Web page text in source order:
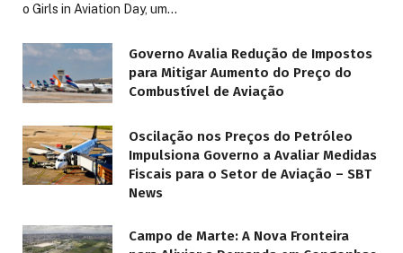
o Girls in Aviation Day, um…
Governo Avalia Redução de Impostos
para Mitigar Aumento do Preço do
Combustível de Aviação
Oscilação nos Preços do Petróleo
Impulsiona Governo a Avaliar Medidas
Fiscais para o Setor de Aviação – SBT
News
Campo de Marte: A Nova Fronteira